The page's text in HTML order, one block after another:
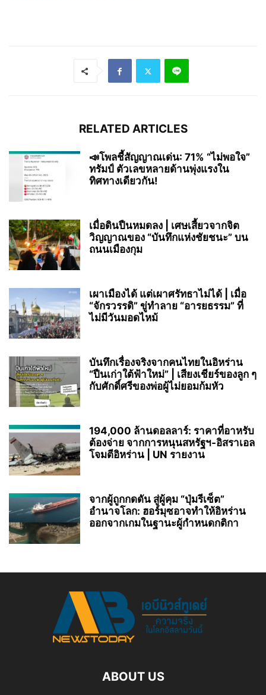
RELATED ARTICLES
📣โพลชี้สัญญาณเด่น: 71% “ไม่พอใจ”
ทรัมป์ ตัวเลขหลายด้านพุ่งแรงใน
ทิศทางเดียวกัน!
เมื่อดินปืนหมดลง | เศษเสี้ยวจากจิต
วิญญาณของ “บันทึกแห่งชัยชนะ” บน
ถนนเมืองกุม
เผาเมืองได้ แต่เผาศรัทธาไม่ได้ | เมื่อ
“จักรวรรดิ” ขู่ทำลาย “อารยธรรม” ที่
ไม่มีวันมอดไหม้
บันทึกเรื่องจริงจากคนไทยในอิหร่าน
“ปืนเก่าใต้ฟ้าใหม่” | เสียงเชียร์ของลูก ๆ
กับศักดิ์ศรีของพ่อผู้ไม่ยอมก้มหัว
194,000 ล้านดอลลาร์: ราคาที่อาหรับ
ต้องจ่าย จากการหนุนสหรัฐฯ‑อิสราเอล
โจมตีอิหร่าน | UN รายงาน
จากผู้ถูกกดดัน สู่ผู้คุม “ปุ่มรีเซ็ต”
อำนาจโลก: ฮอร์มุซอาจทำให้อิหร่าน
ออกจากเกมในฐานะผู้กำหนดกติกา
ABOUT US